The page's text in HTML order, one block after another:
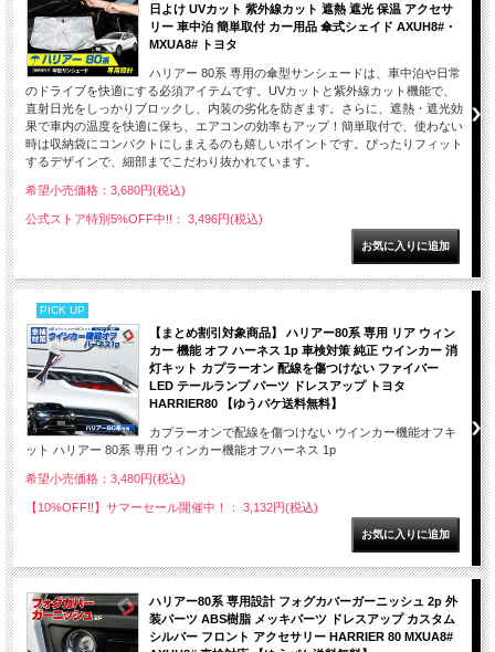
日よけ UVカット 紫外線カット 遮熱 遮光 保温 アクセサ
リー 車中泊 簡単取付 カー用品 傘式シェイド AXUH8#・
MXUA8# トヨタ
ハリアー 80系 専用の傘型サンシェードは、車中泊や日常
のドライブを快適にする必須アイテムです。UVカットと紫外線カット機能で、
直射日光をしっかりブロックし、内装の劣化を防ぎます。さらに、遮熱・遮光効
果で車内の温度を快適に保ち、エアコンの効率もアップ！簡単取付で、使わない
時は収納袋にコンパクトにしまえるのも嬉しいポイントです。ぴったりフィット
するデザインで、細部までこだわり抜かれています。
希望小売価格：3,680円(税込)
公式ストア特別5%OFF中!!： 3,496円(税込)
PICK UP
【まとめ割引対象商品】 ハリアー80系 専用 リア ウィン
カー 機能 オフ ハーネス 1p 車検対策 純正 ウインカー 消
灯キット カプラーオン 配線を傷つけない ファイバー
LED テールランプ パーツ ドレスアップ トヨタ
HARRIER80 【ゆうパケ送料無料】
カプラーオンで配線を傷つけない ウインカー機能オフキ
ット ハリアー 80系 専用 ウィンカー機能オフハーネス 1p
希望小売価格：3,480円(税込)
【10%OFF!!】サマーセール開催中！： 3,132円(税込)
ハリアー80系 専用設計 フォグカバーガーニッシュ 2p 外
装パーツ ABS樹脂 メッキパーツ ドレスアップ カスタム
シルバー フロント アクセサリー HARRIER 80 MXUA8#